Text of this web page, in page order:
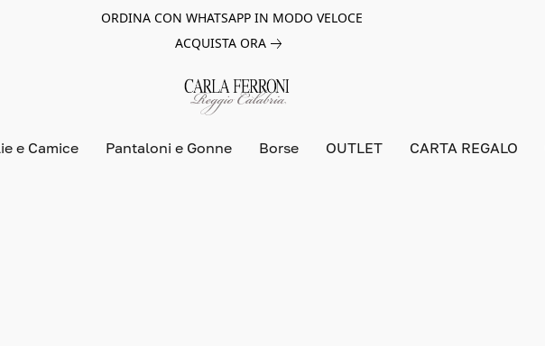
ORDINA CON WHATSAPP IN MODO VELOCE
ACQUISTA ORA
e Camice Pantaloni e Gonne Borse OUTLET CARTA REGALO